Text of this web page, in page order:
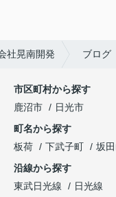
社晃南開発 ブログ
市区町村から探す
鹿沼市
日光市
町名から探す
板荷
下武子町 坂
沿線から探す
東武日光線
日光線